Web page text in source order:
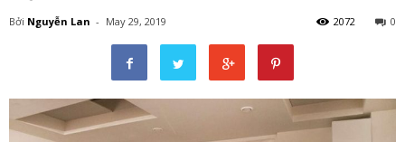
Bởi Nguyễn Lan - May 29, 2019 0
2072